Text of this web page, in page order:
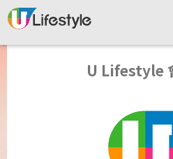
U Lifestyle